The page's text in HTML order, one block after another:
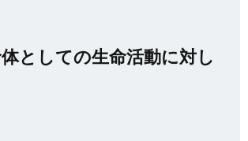
としての生命活動に対し